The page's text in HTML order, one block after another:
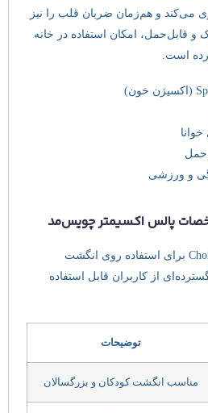
می‌کند و هم‌زمان ضربان قلب را نیز
قابل‌حمل، امکان استفاده در خانه
است.
و ورزشی
پالس اکسیمتر چویس‌مد
پالس اکسیمتر ChoiceMMed C2 برای استفاده روی انگشت
از کاربران قابل استفاده
توضیحات
مناسب انگشت کودکان و بزرگسالان